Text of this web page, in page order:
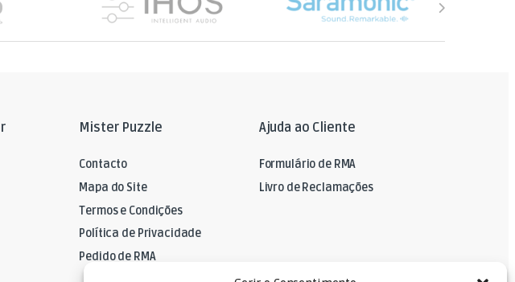
Mister Puzzle
Contacto
Mapa do Site
Termos e Condições
Política de Privacidade
Pedido de RMA
Ajuda ao Cliente
Formulário de RMA
Livro de Reclamações